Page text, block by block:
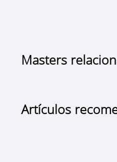
Masters
Artículos